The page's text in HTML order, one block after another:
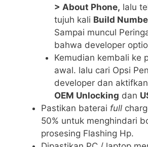
> About Phone, lalu
tujuh kali Build
Sampai muncul
bahwa developer
Kemudian kembali ke
awal. lalu cari Opsi
developer dan
OEM Unlocking dan
Pastikan baterai full
50% untuk menghindari
prosesing Flashing Hp.